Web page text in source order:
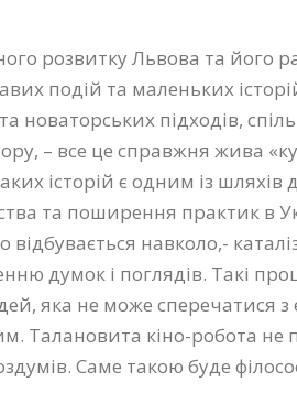
розвитку Львова та його
подій та маленьких
новаторських підходів,
– все це справжня жива
історій є одним із
та поширення практик в
навколо,-
думок і поглядів. Такі
яка не може сперечатися
Талановита кіно-робота не
Саме такою буде